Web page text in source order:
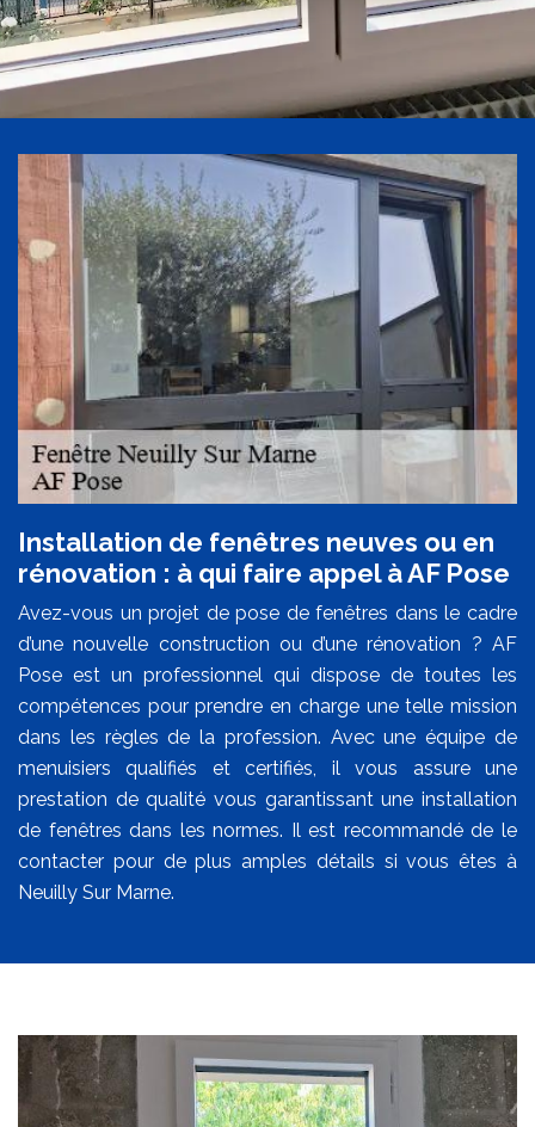
Installation de fenêtres neuves ou en
rénovation : à qui faire appel à AF Pose
Avez-vous un projet de pose de fenêtres dans le cadre
d’une nouvelle construction ou d’une rénovation ? AF
Pose est un professionnel qui dispose de toutes les
compétences pour prendre en charge une telle mission
dans les règles de la profession. Avec une équipe de
menuisiers qualifiés et certifiés, il vous assure une
prestation de qualité vous garantissant une installation
de fenêtres dans les normes. Il est recommandé de le
contacter pour de plus amples détails si vous êtes à
Neuilly Sur Marne.